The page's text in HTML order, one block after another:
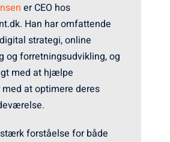
erCEO hos
dk. Han haromfattende
digital strategi,online
og forretningsudvikling,og
med at hjælpe
med atoptimere deres
stærkforståelse forbåde